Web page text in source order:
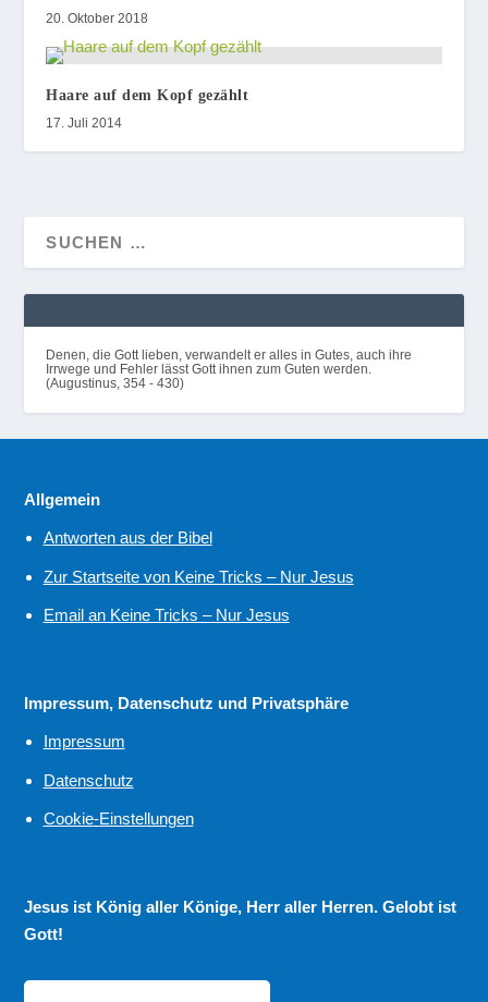
20. Oktober 2018
Haare auf dem Kopf gezählt
17. Juli 2014
Denen, die Gott lieben, verwandelt er alles in Gutes, auch ihre
Irrwege und Fehler lässt Gott ihnen zum Guten werden.
(Augustinus, 354 - 430)
Allgemein
Antworten aus der Bibel
Zur Startseite von Keine Tricks – Nur Jesus
Email an Keine Tricks – Nur Jesus
Impressum, Datenschutz und Privatsphäre
Impressum
Datenschutz
Cookie-Einstellungen
Jesus ist König aller Könige, Herr aller Herren. Gelobt ist
Gott!